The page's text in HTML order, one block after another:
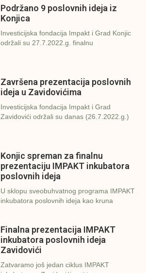
Podržano 9 poslovnih ideja iz
Konjica
Investicijska fondacija Impakt i Grad Konjic
održali su 27.7.2022.g. finalnu
Završena prezentacija poslovnih
ideja u Zavidovićima
Investicijska fondacija Impakt i Grad
Zavidovići održali su danas (26.7.2022.g.)
Konjic spreman za finalnu
prezentaciju IMPAKT inkubatora
poslovnih ideja
U sklopu sveobuhvatnog programa IMPAKT
inkubatora poslovnih ideja kao kruna
Finalna prezentacija IMPAKT
inkubatora poslovnih ideja
Zavidovići
Zatvaramo još jedan ciklus IMPAKT